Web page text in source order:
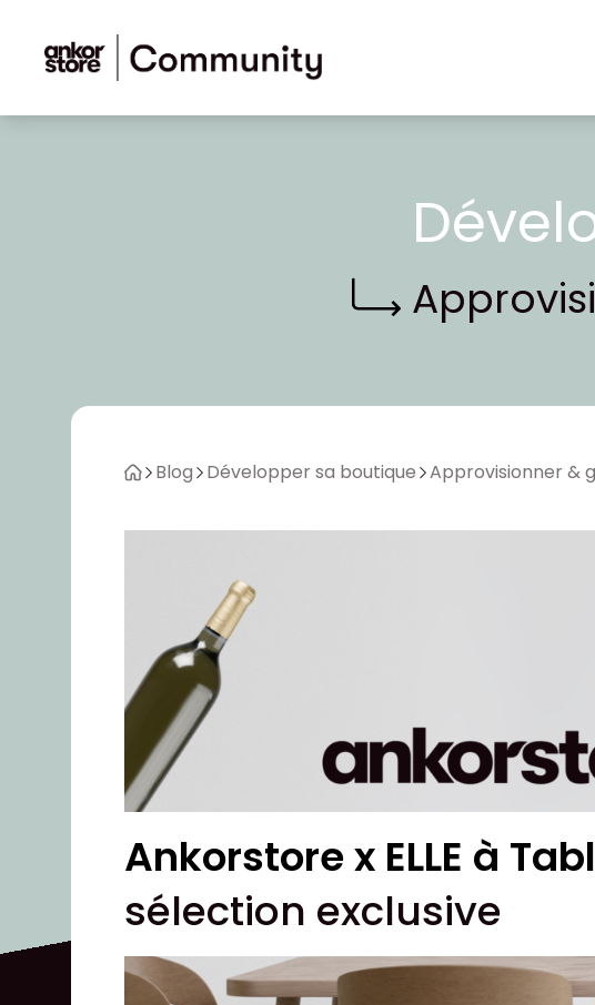
Blog Développer sa boutique Approvisionner &
Ankorstore x ELLE à
sélection exclusive